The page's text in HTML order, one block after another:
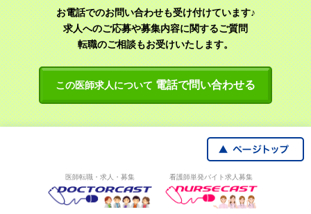
お電話でのお問い合わせも受け付けています♪
求人へのご応募や募集内容に関するご質問
転職のご相談もお受けいたします。
この医師求人について 電話で問い合わせる
医師転職・求人・募集 看護師単発バイト求人募集